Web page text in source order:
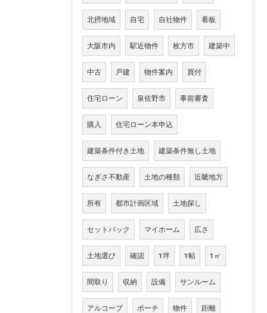
北摂地域 自宅 自社物件 看板
大阪市内 駅近物件 枚方市 建築中
中古 戸建 物件案内 買付
住宅ローン 泉佐野市 事前審査
購入 住宅ローン本申込
建築条件付き土地 建築条件無し土地
なぎさ不動産 土地の種類 近畿地方
所有 都市計画区域 土地探し
セットバック マイホーム 広さ
土地選び 確認 1坪 1帖 1㎡
間取り 収納 設備 サンルーム
アルコープ ポーチ 物件 距離